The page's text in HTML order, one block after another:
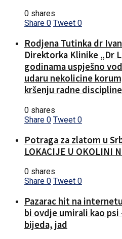
0 shares
Share 0 Tweet 0
Rodjena Tutinka dr
Direktorka Klinike „Dr
godinama uspješno
udaru nekolicine
kršenju radne
0 shares
Share 0 Tweet 0
Potraga za zlatom u
LOKACIJE U OKOLINI
0 shares
Share 0 Tweet 0
Pazarac hit na
bi ovdje umirali kao
bijeda, jad